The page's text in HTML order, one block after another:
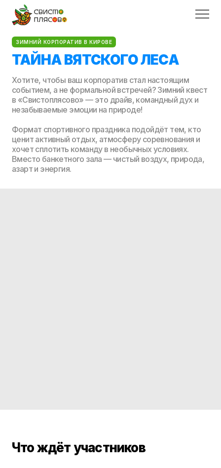
ЗИМНИЙ КОРПОРАТИВ В КИРОВЕ
ТАЙНА ВЯТСКОГО ЛЕСА
Хотите, чтобы ваш корпоратив стал настоящим
событием, а не формальной встречей? Зимний квест
в «Свистоплясово» — это драйв, командный дух и
незабываемые эмоции на природе!
Формат спортивного праздника подойдёт тем, кто
ценит активный отдых, атмосферу соревнования и
хочет сплотить команду в необычных условиях.
Вместо банкетного зала — чистый воздух, природа,
азарт и энергия.
Что ждёт участников